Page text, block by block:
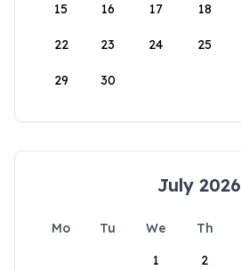
15 16 17 18
22 23 24 25
29 30
July 2026
Mo Tu We Th
1
2